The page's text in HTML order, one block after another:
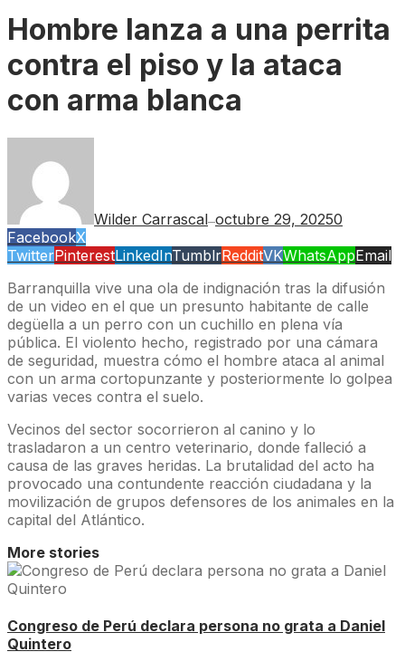
Hombre lanza a una perrita
contra el piso y la ataca
con arma blanca
Wilder Carrascal—octubre 29, 20250
FacebookX
TwitterPinterestLinkedInTumblrRedditVKWhatsAppEmail
Barranquilla vive una ola de indignación tras la difusión
de un video en el que un presunto habitante de calle
degüella a un perro con un cuchillo en plena vía
pública. El violento hecho, registrado por una cámara
de seguridad, muestra cómo el hombre ataca al animal
con un arma cortopunzante y posteriormente lo golpea
varias veces contra el suelo.
Vecinos del sector socorrieron al canino y lo
trasladaron a un centro veterinario, donde falleció a
causa de las graves heridas. La brutalidad del acto ha
provocado una contundente reacción ciudadana y la
movilización de grupos defensores de los animales en la
capital del Atlántico.
More stories
Congreso de Perú declara persona no grata a Daniel
Quintero